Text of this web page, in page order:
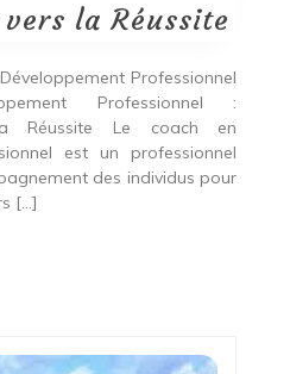
Réussite
la Réussite
Professionnel
Professionnel :
Réussite Le coach en
est un professionnel
des individus pour
[…]